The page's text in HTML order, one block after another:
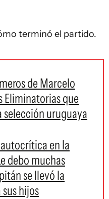
terminó el partido.
de Marcelo
Eliminatorias que
uruguaya
en la
debo muchas
se llevó la
hijos